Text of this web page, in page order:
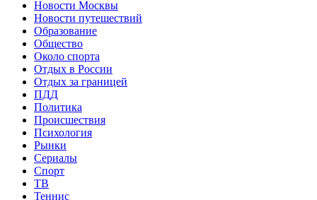
Новости Москвы
Новости путешествий
Образование
Общество
Около спорта
Отдых в России
Отдых за границей
ПДД
Политика
Происшествия
Психология
Рынки
Сериалы
Спорт
ТВ
Теннис